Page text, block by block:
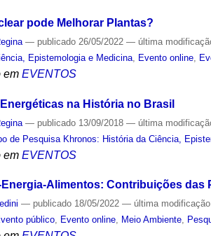
pode Melhorar Plantas?
— publicado 26/05/2022— última
Epistemologia e Medicina
Evento online
em EVENTOS
na História no Brasil
— publicado 13/09/2018— última
de Pesquisa Khronos: História da Ciência,
em EVENTOS
Energia-Alimentos: Contribuições
— publicado 18/05/2022— última modificação
público, Evento online, Meio Ambiente,